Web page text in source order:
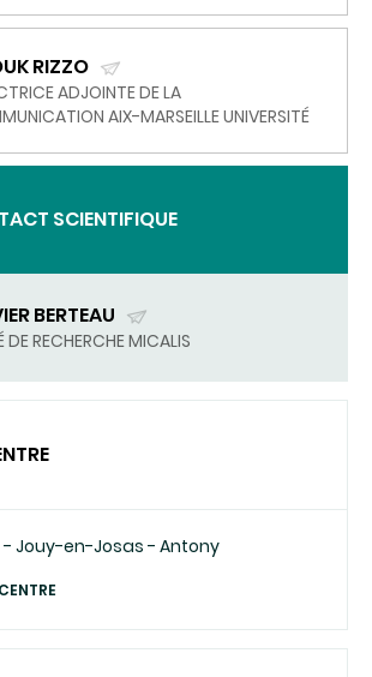
RIZZO
ADJOINTE DE LA
AIX-MARSEILLE UNIVERSITÉ
SCIENTIFIQUE
BERTEAU
DE RECHERCHE MICALIS
Jouy-en-Josas - Antony